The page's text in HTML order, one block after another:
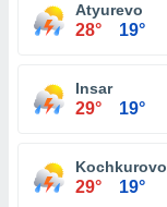
Atyurevo
28° 19°
Insar
29° 19°
Kochkurovo
29° 19°